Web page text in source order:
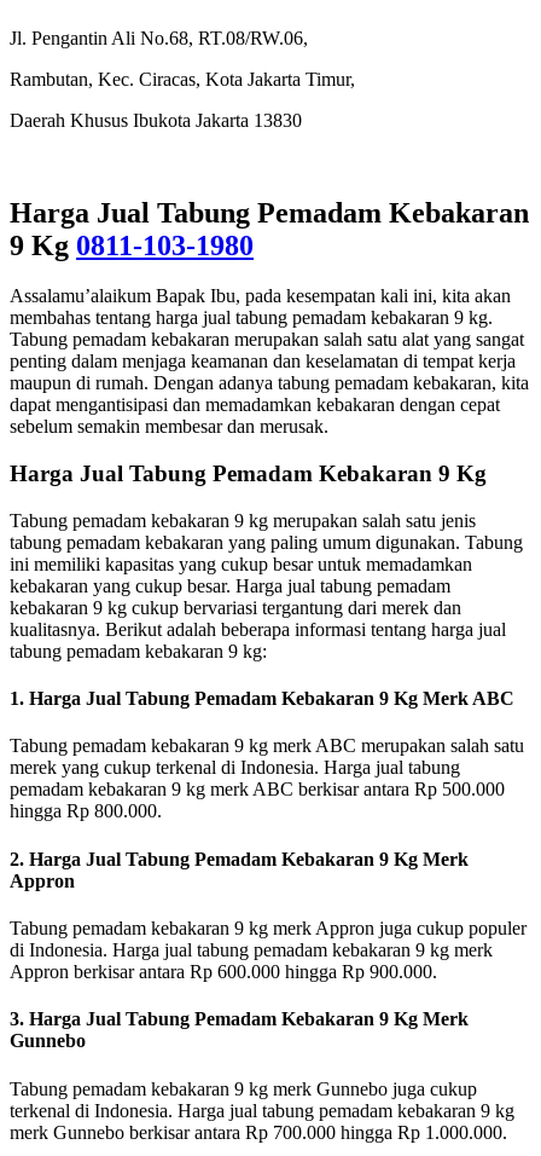
Jl. Pengantin Ali No.68, RT.08/RW.06,
Rambutan, Kec. Ciracas, Kota Jakarta Timur,
Daerah Khusus Ibukota Jakarta 13830
Harga Jual Tabung Pemadam Kebakaran
9 Kg 0811-103-1980
Assalamu’alaikum Bapak Ibu, pada kesempatan kali ini, kita akan
membahas tentang harga jual tabung pemadam kebakaran 9 kg.
Tabung pemadam kebakaran merupakan salah satu alat yang sangat
penting dalam menjaga keamanan dan keselamatan di tempat kerja
maupun di rumah. Dengan adanya tabung pemadam kebakaran, kita
dapat mengantisipasi dan memadamkan kebakaran dengan cepat
sebelum semakin membesar dan merusak.
Harga Jual Tabung Pemadam Kebakaran 9 Kg
Tabung pemadam kebakaran 9 kg merupakan salah satu jenis
tabung pemadam kebakaran yang paling umum digunakan. Tabung
ini memiliki kapasitas yang cukup besar untuk memadamkan
kebakaran yang cukup besar. Harga jual tabung pemadam
kebakaran 9 kg cukup bervariasi tergantung dari merek dan
kualitasnya. Berikut adalah beberapa informasi tentang harga jual
tabung pemadam kebakaran 9 kg:
1. Harga Jual Tabung Pemadam Kebakaran 9 Kg Merk ABC
Tabung pemadam kebakaran 9 kg merk ABC merupakan salah satu
merek yang cukup terkenal di Indonesia. Harga jual tabung
pemadam kebakaran 9 kg merk ABC berkisar antara Rp 500.000
hingga Rp 800.000.
2. Harga Jual Tabung Pemadam Kebakaran 9 Kg Merk
Appron
Tabung pemadam kebakaran 9 kg merk Appron juga cukup populer
di Indonesia. Harga jual tabung pemadam kebakaran 9 kg merk
Appron berkisar antara Rp 600.000 hingga Rp 900.000.
3. Harga Jual Tabung Pemadam Kebakaran 9 Kg Merk
Gunnebo
Tabung pemadam kebakaran 9 kg merk Gunnebo juga cukup
terkenal di Indonesia. Harga jual tabung pemadam kebakaran 9 kg
merk Gunnebo berkisar antara Rp 700.000 hingga Rp 1.000.000.